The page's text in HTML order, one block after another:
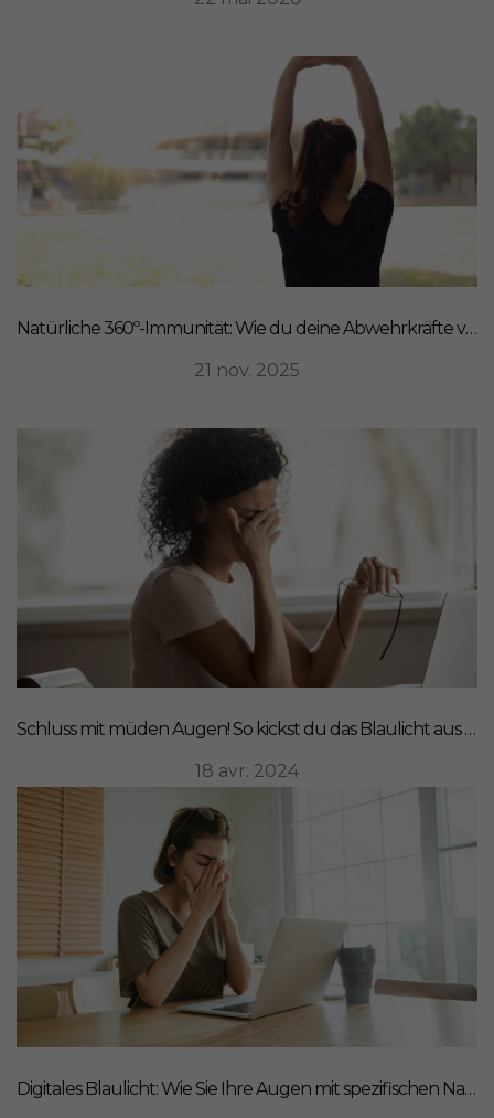
Natürliche 360º-Immunität: Wie du deine Abwehrkräfte von innen stärkst
21 nov. 2025
Schluss mit müden Augen! So kickst du das Blaulicht aus deinem Leben
18 avr. 2024
Digitales Blaulicht: Wie Sie Ihre Augen mit spezifischen Nahrungsergänzungsmitteln schützen können